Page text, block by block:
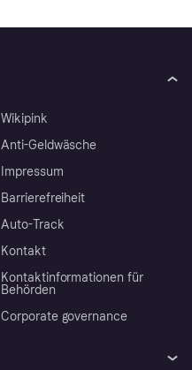
Wikipink
Anti-Geldwäsche
Impressum
Barrierefreiheit
Auto-Track
Kontakt
Kontaktinformationen für
Behörden
Corporate governance